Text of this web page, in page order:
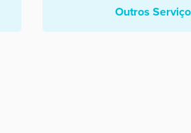
Outros